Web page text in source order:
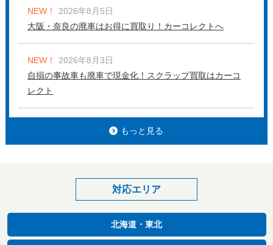
NEW！
2026年8月5日
大阪・奈良の廃車はお得に買取り！カーコレクトへ
NEW！
2026年8月3日
自損の事故車も廃車で現金化！スクラップ買取はカーコ
レクト
もっと見る
対応エリア
北海道・東北